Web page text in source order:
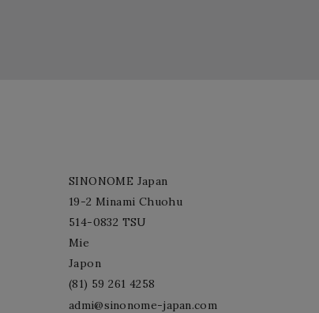
SINONOME Japan
19-2 Minami Chuohu
514-0832 TSU
Mie
Japon
(81) 59 261 4258
admi@sinonome-japan.com